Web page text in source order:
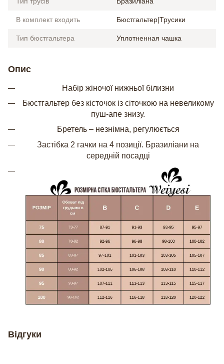
В комплект входить Бюстгальтер|Трусики
Тип бюстгальтера Уплотненная чашка
Опис
Набір жіночої нижньої білизни
Бюстгальтер без кісточок із сіточкою на невеликому
пуш-апе знизу.
Бретель – незнімна, регулюється
Застібка 2 гачки на 4 позиції. Бразиліани на
середній посадці
Відгуки